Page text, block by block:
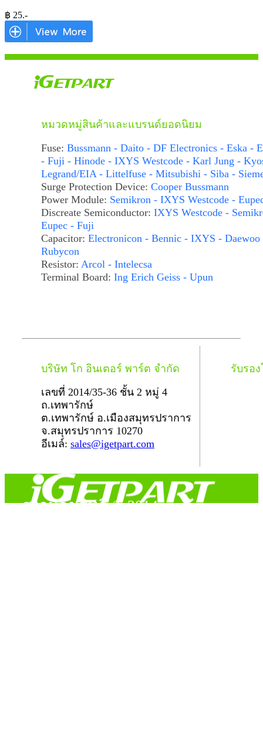
฿ 25.-
หมวดหมู่สินค้าและแบรนด์ยอดนิยม
Fuse: Bussmann - Daito - DF Electronics - Eska -
- Fuji - Hinode - IXYS Westcode - Karl Jung -
Legrand/EIA - Littelfuse - Mitsubishi - Siba -
Surge Protection Device: Cooper Bussmann
Power Module: Semikron - IXYS Westcode -
Discreate Semiconductor: IXYS Westcode -
Eupec - Fuji
Capacitor: Electronicon - Bennic - IXYS - Daewoo
Rubycon
Resistor: Arcol - Intelecsa
Terminal Board: Ing Erich Geiss - Upun
บริษัท โก อินเตอร์ พาร์ต จำกัด
เลขที่ 2014/35-36 ชั้น 2 หมู่ 4
ถ.เทพารักษ์
ต.เทพารักษ์ อ.เมืองสมุทรปราการ
จ.สมุทรปราการ 10270
อีเมล์: sales@igetpart.com
รับรอ
สงวนลิขสิทธิ์ © 2014